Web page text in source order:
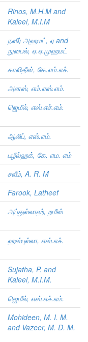
Rinos, M.H.M and
Kaleel, M.I.M
நஸீர் அஹமட், ஏ and
நுபைல், ஏ.ஏ.முஹமட்
காலிதீன், கே.எம்.எச்.
அனஸ், எம்.எஸ்.எம்.
ஜெமீல், எஸ்.எச்.எம்.
ஆலிப், எஸ்.எம்.
பழீல்ஹக், கே. எம. எம்
சலீம், A. R. M
Farook, Latheef
அப்துல்லாஹ், றமீஸ்
ஹஸ்புல்லா, எஸ்.எச்.
Sujatha, P. and
Kaleel, M.I.M.
ஜெமீல், எஸ்.எச்.எம்.
Mohideen, M. I. M.
and Vazeer, M. D. M.